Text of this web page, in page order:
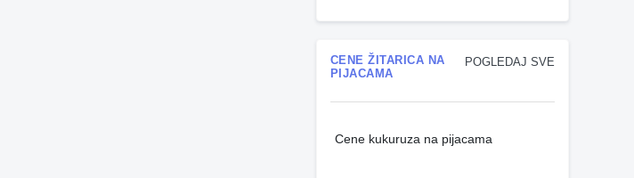
POGLEDAJ SVE
CENE ŽITARICA NA
PIJACAMA
Cene kukuruza na pijacama